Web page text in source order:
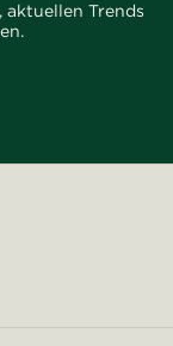
aktuellen Trends